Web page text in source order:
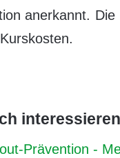
anerkannt.
Prävention -